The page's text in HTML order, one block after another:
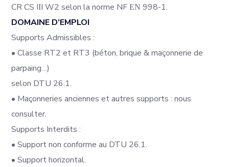
CR CS IΙI W2 selon la norme NF ΕΝ 998-1.
DOMAINE D’EMPLOI
Supports Admissibles :
• Classe RT2 et RT3 (béton, brique & maçonnerie de
parpaing…)
selon DTU 26.1.
• Maçonneries anciennes et autres supports : nous
consulter.
Supports Interdits :
• Support non conforme au DTU 26.1.
• Support horizontal.